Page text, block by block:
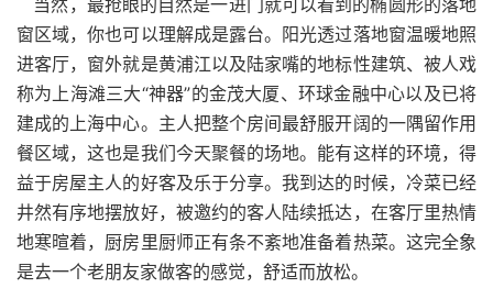
当然，最抢眼的自然是一进门就可以看到的椭圆形的落地
窗区域，你也可以理解成是露台。阳光透过落地窗温暖地照
进客厅，窗外就是黄浦江以及陆家嘴的地标性建筑、被人戏
称为上海滩三大“神器”的金茂大厦、环球金融中心以及已将
建成的上海中心。主人把整个房间最舒服开阔的一隅留作用
餐区域，这也是我们今天聚餐的场地。能有这样的环境，得
益于房屋主人的好客及乐于分享。我到达的时候，冷菜已经
井然有序地摆放好，被邀约的客人陆续抵达，在客厅里热情
地寒暄着，厨房里厨师正有条不紊地准备着热菜。这完全象
是去一个老朋友家做客的感觉，舒适而放松。